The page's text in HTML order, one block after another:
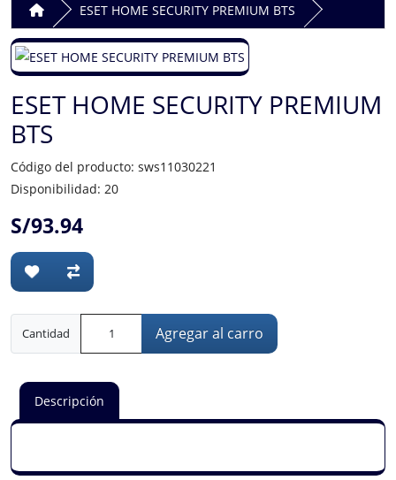
ESET HOME SECURITY PREMIUM BTS
ESET HOME SECURITY PREMIUM
BTS
Código del producto: sws11030221
Disponibilidad: 20
S/93.94
Cantidad Agregar al carro
Descripción